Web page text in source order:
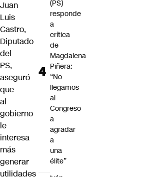
Juan
Luis
Castro,
Diputado
del
PS,
aseguró
que
al
gobierno
le
interesa
más
generar
utilidades
(PS)
responde
a
crítica
de
Magdalena
Piñera:
“No
llegamos
al
Congreso
a
agradar
a
una
élite”